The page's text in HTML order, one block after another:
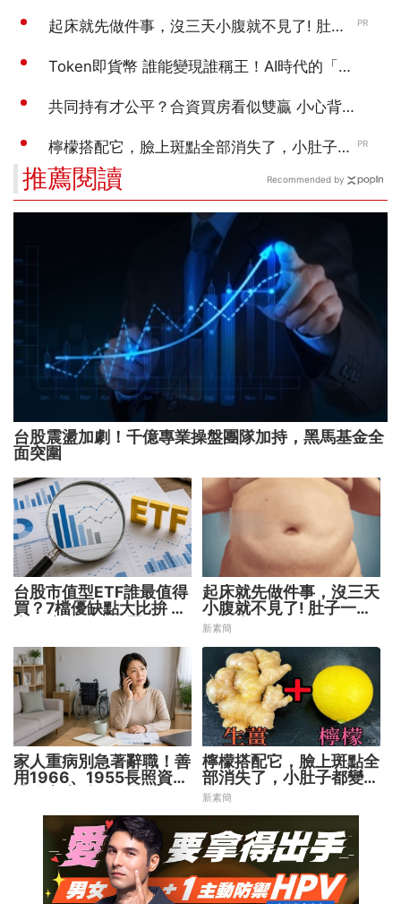
推薦閱讀
台股震盪加劇！千億專業操盤團隊加持，黑馬基金全
面突圍
台股市值型ETF誰最值得
買？7檔優缺點大比拚 找
起床就先做件事，沒三天
小腹就不見了! 肚子一天
天變小！
新素簡
家人重病別急著辭職！善
用1966、1955長照資源
檸檬搭配它，臉上斑點全
部消失了，小肚子都變平
坦了
新素簡
Recommended by